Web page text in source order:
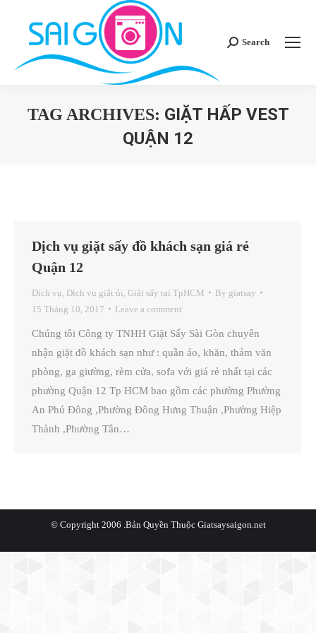
Search:
Search
TAG ARCHIVES: GIẶT HẤP VEST
QUẬN 12
Dịch vụ giặt sấy đồ khách sạn giá rẻ
Quận 12
Dịch vụ Dịch vụ giặt ủi Giặt sấy tại TpHCM By giatsay
15 Tháng 10, 2017
Leave a comment
Chúng tôi Công ty TNHH Giặt Sấy Sài Gòn chuyên
nhận giặt đồ khách sạn như : quần áo, khăn, thảm văn
phòng, ga giường, rèm cửa, sofa với giá rẻ nhất tại các
phường Quận 12 Tp HCM bao gồm các phường Phường
An Phú Đông ,Phường Đông Hưng Thuận ,Phường Hiệp
Thành ,Phường Tân…
© Copyright 2006 .Bản Quyền Thuộc Giatsaysaigon.net